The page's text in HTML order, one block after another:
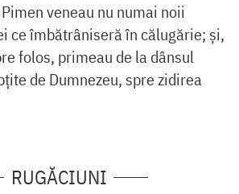
veneau nu numai noii
ce îmbătrâniseră în călugărie; și,
folos, primeau de la dânsul
de Dumnezeu, spre zidirea
RUGĂCIUNI